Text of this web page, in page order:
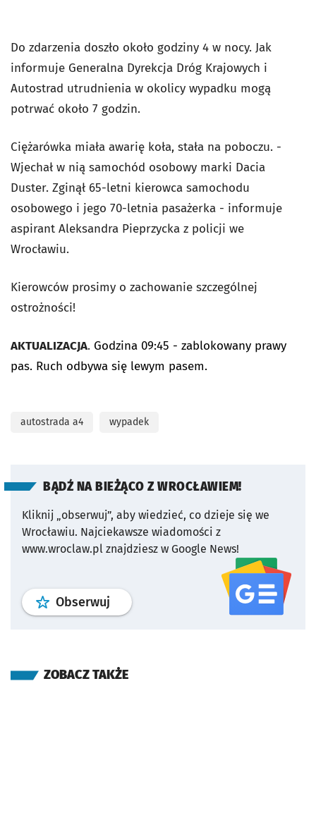
Do zdarzenia doszło około godziny 4 w nocy. Jak
informuje Generalna Dyrekcja Dróg Krajowych i
Autostrad utrudnienia w okolicy wypadku mogą
potrwać około 7 godzin.
Ciężarówka miała awarię koła, stała na poboczu. -
Wjechał w nią samochód osobowy marki Dacia
Duster. Zginął 65-letni kierowca samochodu
osobowego i jego 70-letnia pasażerka - informuje
aspirant Aleksandra Pieprzycka z policji we
Wrocławiu.
Kierowców prosimy o zachowanie szczególnej
ostrożności!
AKTUALIZACJA. Godzina 09:45 - zablokowany prawy
pas. Ruch odbywa się lewym pasem.
autostrada a4 wypadek
BĄDŹ NA BIEŻĄCO Z WROCŁAWIEM!
Kliknij „obserwuj”, aby wiedzieć, co dzieje się we
Wrocławiu. Najciekawsze wiadomości z
www.wroclaw.pl znajdziesz w Google News!
Obserwuj profil serwisu
ZOBACZ TAKŻE